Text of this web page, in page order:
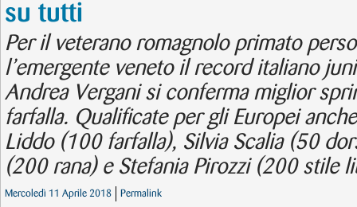
su tutti
Per il veterano romagnolo primato
l’emergente veneto il record italiano
Andrea Vergani si conferma miglior
farfalla. Qualificate per gli Europei
Liddo (100 farfalla), Silvia Scalia (50
(200 rana) e Stefania Pirozzi (200 stile
Mercoledì 11 Aprile 2018 Permalink